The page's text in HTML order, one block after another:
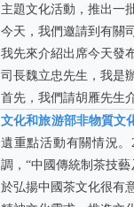
主題文化活動，推出一
今天，我們邀請到有關
我先來介紹出席今天發
司長魏立忠先生，我是
首先，我們請胡雁先生
文化和旅游部非物質文
遺重點活動有關情況
調，“中國傳統制茶技
於弘揚中國茶文化很有